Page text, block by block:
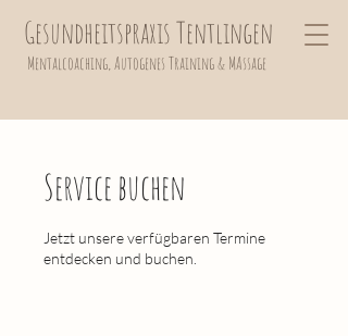
Gesundheitspraxis Tentlingen
Mentalcoaching, Autogenes Training& MAssage
Service buchen
Jetzt unsere verfügbaren Termine
entdecken und buchen.